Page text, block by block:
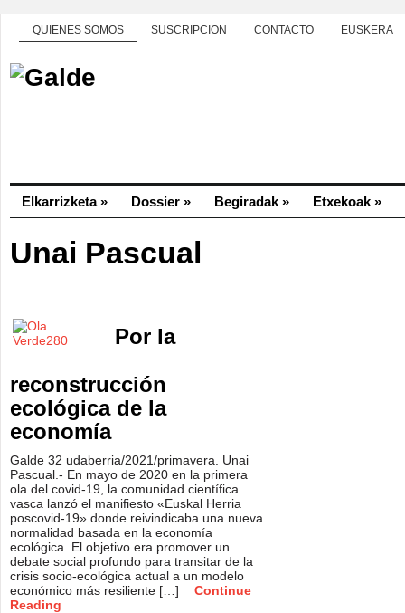
QUIÉNES SOMOS SUSCRIPCIÓN CONTACTO EUSKERA
Elkarrizketa» Dossier » Begiradak » Etxekoak »
Unai Pascual
Por la
reconstrucción
ecológica de la
economía
Galde 32 udaberria/2021/primavera. Unai
Pascual.- En mayo de 2020 en la primera
ola del covid-19, la comunidad científica
vasca lanzó el manifiesto «Euskal Herria
poscovid-19» donde reivindicaba una nueva
normalidad basada en la economía
ecológica. El objetivo era promover un
debate social profundo para transitar de la
crisis socio-ecológica actual a un modelo
económico más resiliente […]
Continue
Reading